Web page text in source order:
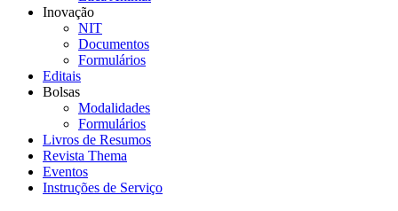
Inovação
NIT
Documentos
Formulários
Editais
Bolsas
Modalidades
Formulários
Livros de Resumos
Revista Thema
Eventos
Instruções de Serviço